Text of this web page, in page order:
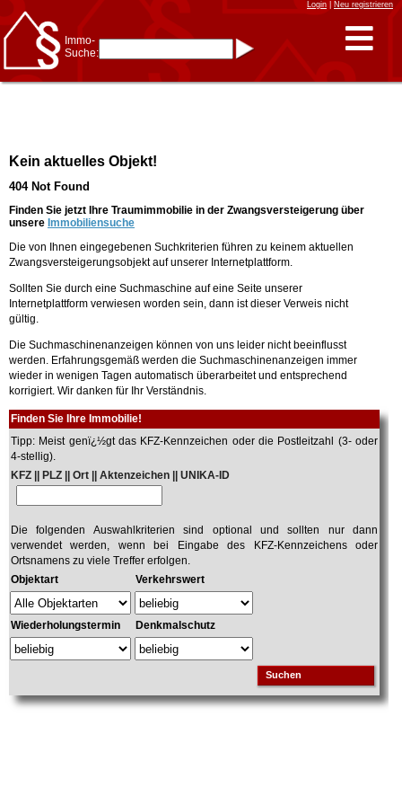
Login| Neu registrieren
Immo-
Suche:
* Suche verfeinern durch
Kombinieren
Frankfurt/Oder
am Main
Immobiliensuche
nach Kreis
nach Amtsgericht
Kein aktuelles Objekt!
404 Not Found
Finden Sie jetzt Ihre Traumimmobilie in der Zwangsversteigerung über
unsere Immobiliensuche
Die von Ihnen eingegebenen Suchkriterien führen zu keinem aktuellen
Zwangsversteigerungsobjekt auf unserer Internetplattform.
Sollten Sie durch eine Suchmaschine auf eine Seite unserer
Internetplattform verwiesen worden sein, dann ist dieser Verweis nicht
gültig.
Die Suchmaschinenanzeigen können von uns leider nicht beeinflusst
werden. Erfahrungsgemäß werden die Suchmaschinenanzeigen immer
wieder in wenigen Tagen automatisch überarbeitet und entsprechend
korrigiert. Wir danken für Ihr Verständnis.
Finden Sie Ihre Immobilie!
Tipp: Meist genï¿½gt das KFZ-Kennzeichen oder die Postleitzahl (3- oder
4-stellig).
KFZ || PLZ || Ort || Aktenzeichen || UNIKA-ID
Die folgenden Auswahlkriterien sind optional und sollten nur dann
verwendet werden, wenn bei Eingabe des KFZ-Kennzeichens oder
Ortsnamens zu viele Treffer erfolgen.
Objektart
Verkehrswert
Wiederholungstermin Denkmalschutz
Suchen